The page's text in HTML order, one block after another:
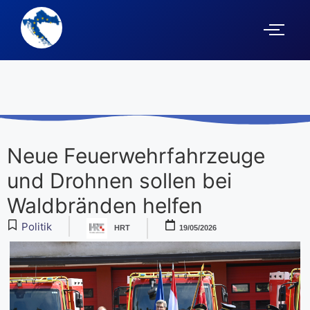
Neue Feuerwehrfahrzeuge
und Drohnen sollen bei
Waldbränden helfen
Politik HRT 19/05/2026